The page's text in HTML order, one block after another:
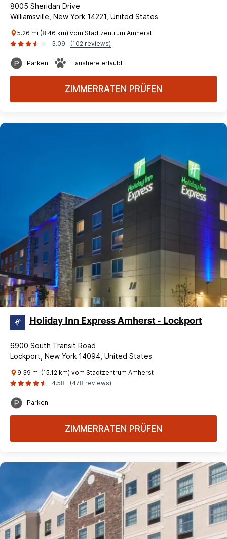
8005 Sheridan Drive
Williamsville, New York 14221, United States
5.26 mi (8.46 km) vom Stadtzentrum Amherst
3.09
(102 reviews)
Parken Haustiere erlaubt
ZIMMERRATEN PRÜFEN
Holiday Inn Express Amherst - Lockport
6900 South Transit Road
Lockport, New York 14094, United States
9.39 mi (15.12 km) vom Stadtzentrum Amherst
4.58
(478 reviews)
Parken
ZIMMERRATEN PRÜFEN